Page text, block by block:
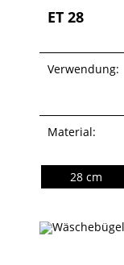
ET 28
Verwendung:
Material:
28 cm